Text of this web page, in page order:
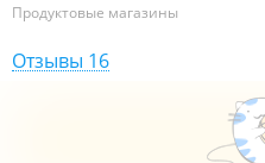
Продуктовые магазины
Отзывы 16